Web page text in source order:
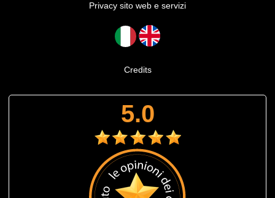
Privacy sito web e servizi
Credits
5.0